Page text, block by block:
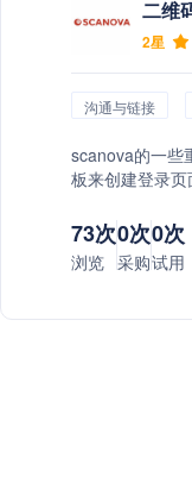
二维
2星
沟通与链接
scanova的一些
板来创建登录页
73次
浏览
0次
采购
0次
试用